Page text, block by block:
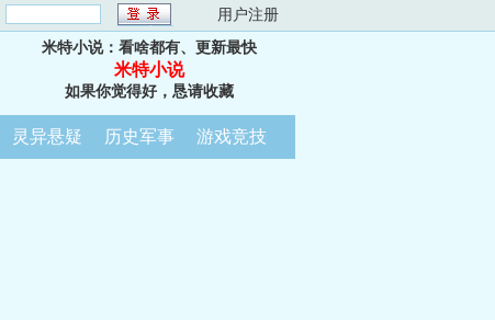
用户注册
米特小说：看啥都有、更新最快
米特小说
如果你觉得好，恳请收藏
灵异悬疑 历史军事 游戏竞技